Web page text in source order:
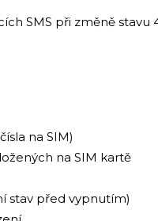
SMS při změně
na SIM)
na SIM kartě
stav před vypnutím)